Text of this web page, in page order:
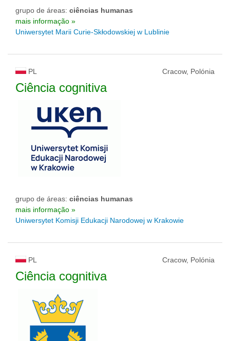
grupo de áreas: ciências humanas
mais informação »
Uniwersytet Marii Curie-Skłodowskiej w Lublinie
PL Cracow, Polónia
Ciência cognitiva
grupo de áreas: ciências humanas
mais informação »
Uniwersytet Komisji Edukacji Narodowej w Krakowie
PL Cracow, Polónia
Ciência cognitiva